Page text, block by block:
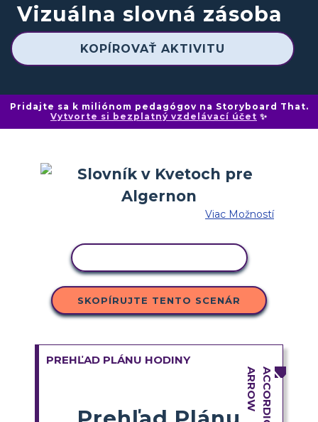
Vizuálna slovná zásoba
KOPÍROVAŤ AKTIVITU
Pridajte sa k miliónom pedagógov na Storyboard That.
Vytvorte si bezplatný vzdelávací účet ✨
Viac Možností
SKOPÍRUJTE TENTO SCENÁR
PREHĽAD PLÁNU HODINY